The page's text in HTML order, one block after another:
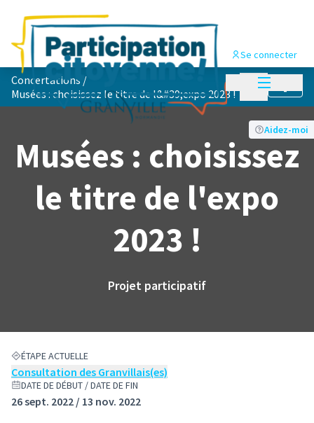
Menu
Se connecter
Concertations /
Musées : choisissez le titre de l&#39;expo 2023 !
Menu Suivre
Aidez-moi
Musées : choisissez
le titre de l'expo
2023 !
Projet participatif
ÉTAPE ACTUELLE
Consultation des Granvillais(es)
DATE DE DÉBUT / DATE DE FIN
26 sept. 2022 / 13 nov. 2022